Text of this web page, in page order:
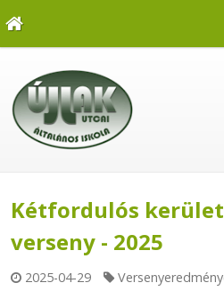
Kétfordulós
verseny - 2025
2025-04-29